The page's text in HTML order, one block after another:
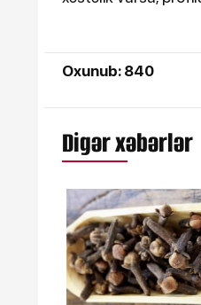
Oxunub: 840
Digər xəbərlər